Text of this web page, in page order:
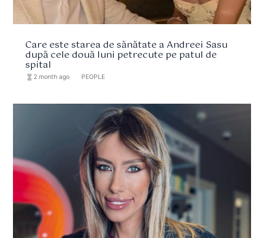
Care este starea de sănătate a Andreei Sasu
după cele două luni petrecute pe patul de
spital
hourglass_full 2 month ago PEOPLE